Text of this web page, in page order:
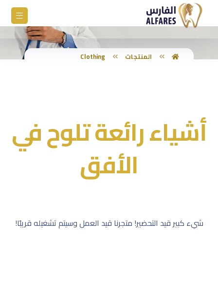
المنتجات Clothing
أشياء رائعة تلوح في
الأفق
شيء كبير قيد التحضير! متجرنا قيد العمل وسيتم تشغيله قريبًا!